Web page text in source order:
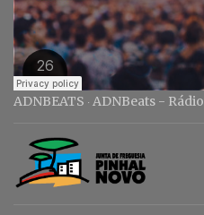
ADNBEATS · ADNBeats - Rádio